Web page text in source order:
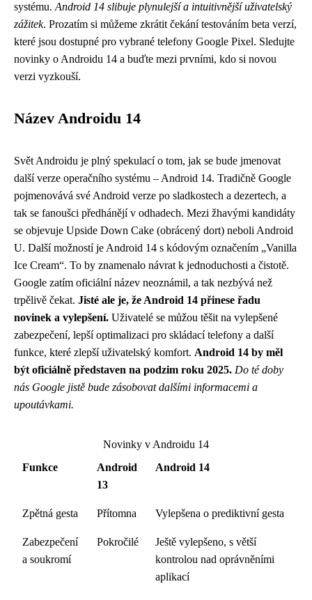
systému. Android 14 slibuje plynulejší a intuitivnější uživatelský
zážitek. Prozatím si můžeme zkrátit čekání testováním beta verzí,
které jsou dostupné pro vybrané telefony Google Pixel. Sledujte
novinky o Androidu 14 a buďte mezi prvními, kdo si novou
verzi vyzkouší.
Název Androidu 14
Svět Androidu je plný spekulací o tom, jak se bude jmenovat
další verze operačního systému – Android 14. Tradičně Google
pojmenovává své Android verze po sladkostech a dezertech, a
tak se fanoušci předhánějí v odhadech. Mezi žhavými kandidáty
se objevuje Upside Down Cake (obrácený dort) neboli Android
U. Další možností je Android 14 s kódovým označením „Vanilla
Ice Cream“. To by znamenalo návrat k jednoduchosti a čistotě.
Google zatím oficiální název neoznámil, a tak nezbývá než
trpělivě čekat. Jisté ale je, že Android 14 přinese řadu
novinek a vylepšení. Uživatelé se můžou těšit na vylepšené
zabezpečení, lepší optimalizaci pro skládací telefony a další
funkce, které zlepší uživatelský komfort. Android 14 by měl
být oficiálně představen na podzim roku 2025. Do té doby
nás Google jistě bude zásobovat dalšími informacemi a
upoutávkami.
Novinky v Androidu 14
Funkce
Android
13
Android 14
Zpětná gesta Přítomna Vylepšena o prediktivní gesta
Zabezpečení
a soukromí
Pokročilé
Ještě vylepšeno, s větší
kontrolou nad oprávněními
aplikací